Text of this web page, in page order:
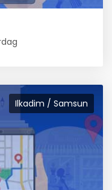
Ilkadim / Samsun